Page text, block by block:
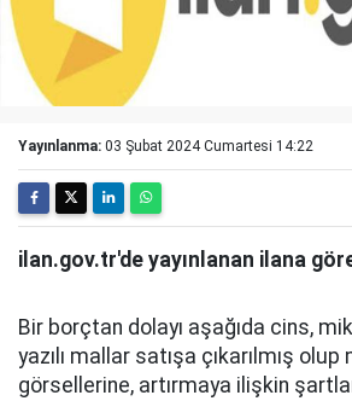
Yayınlanma: 03 Şubat 2024 Cumartesi 14:22
ilan.gov.tr'de yayınlanan ilana
Bir borçtan dolayı aşağıda cins,
yazılı mallar satışa çıkarılmış olup
görsellerine, artırmaya ilişkin